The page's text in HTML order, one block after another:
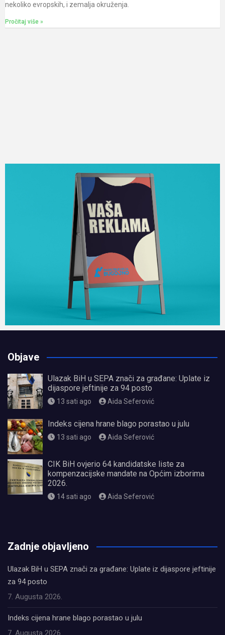
nekoliko evropskih, i zemalja okruženja.
Pročitaj više »
Objave
Ulazak BiH u SEPA znači za građane: Uplate iz
dijaspore jeftinije za 94 posto
13 sati ago Aida Seferović
Indeks cijena hrane blago porastao u julu
13 sati ago Aida Seferović
CIK BiH ovjerio 64 kandidatske liste za
kompenzacijske mandate na Općim izborima
2026.
14 sati ago Aida Seferović
Zadnje objavljeno
Ulazak BiH u SEPA znači za građane: Uplate iz dijaspore jeftinije
za 94 posto
7. Augusta 2026.
Indeks cijena hrane blago porastao u julu
7. Augusta 2026.